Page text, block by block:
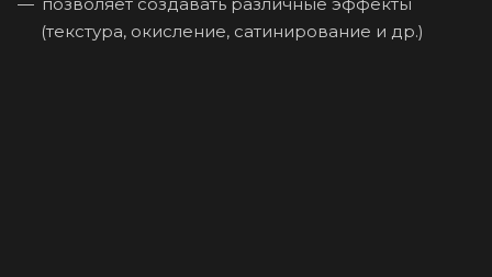
(текстура, окисление, сатинирование и др.)